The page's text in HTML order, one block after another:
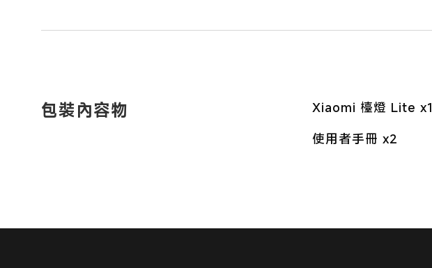
包裝內容物
Xiaomi 檯燈 Lite x1
使用者手冊 x2